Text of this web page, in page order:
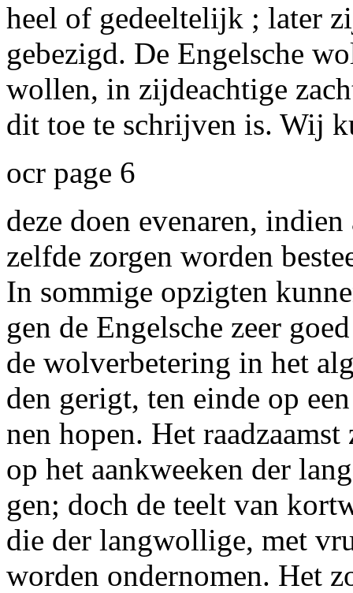
heel of gedeeltelijk ; later
gebezigd. De Engelsche
wollen, in zijdeachtige
dit toe te schrijven is. Wij
ocr page 6
deze doen evenaren,
zelfde zorgen worden
In sommige opzigten
gen de Engelsche zeer
de wolverbetering in het
den gerigt, ten einde op
nen hopen. Het
op het aankweeken der
gen; doch de teelt van
die der langwollige, met
worden ondernomen. Het